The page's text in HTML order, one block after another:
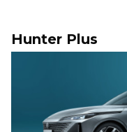
Hunter Plus